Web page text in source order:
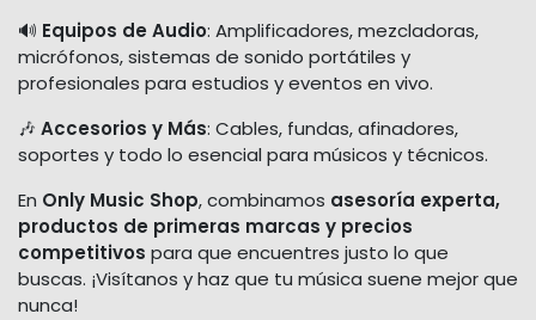
🔊 Equipos de Audio: Amplificadores, mezcladoras,
micrófonos, sistemas de sonido portátiles y
profesionales para estudios y eventos en vivo.
🎶 Accesorios y Más: Cables, fundas, afinadores,
soportes y todo lo esencial para músicos y técnicos.
En Only Music Shop, combinamos asesoría experta,
productos de primeras marcas y precios
competitivos para que encuentres justo lo que
buscas. ¡Visítanos y haz que tu música suene mejor que
nunca!